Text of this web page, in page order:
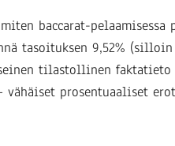
baccarat-
tasoituksen 9,52%
tilastollinen
prosentuaaliset